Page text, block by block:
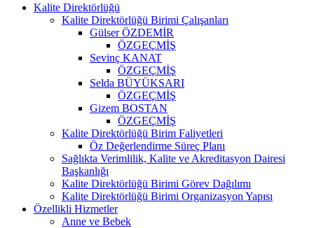
Kalite Direktörlüğü
Kalite Direktörlüğü Birimi Çalışanları
Gülser ÖZDEMİR
ÖZGEÇMİŞ
Sevinç KANAT
ÖZGEÇMİŞ
Selda BÜYÜKSARI
ÖZGEÇMİŞ
Gizem BOSTAN
ÖZGEÇMİŞ
Kalite Direktörlüğü Birim Faliyetleri
Öz Değerlendirme Süreç Planı
Sağlıkta Verimlilik, Kalite ve Akreditasyon Dairesi
Başkanlığı
Kalite Direktörlüğü Birimi Görev Dağılımı
Kalite Direktörlüğü Birimi Organizasyon Yapısı
Özellikli Hizmetler
Anne ve Bebek